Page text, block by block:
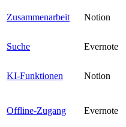
Zusammenarbeit Notion
Suche
Evernote
KI-Funktionen Notion
Offline-Zugang Evernote